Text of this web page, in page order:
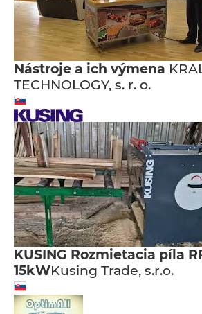
Nástroje a ich výmena
TECHNOLOGY, s. r. o.
KUSING Rozmietacia píla
15kWKusing Trade, s.r.o.